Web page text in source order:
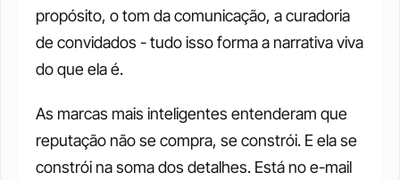
propósito, o tom da comunicação, a curadoria
de convidados - tudo isso forma a narrativa viva
do que ela é.
As marcas mais inteligentes entenderam que
reputação não se compra, se constrói. E ela se
constrói na soma dos detalhes. Está no e-mail